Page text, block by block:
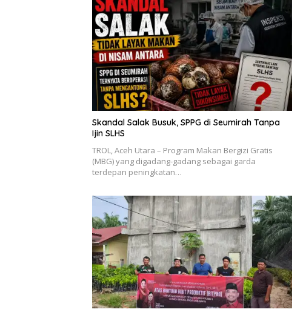
Skandal Salak Busuk, SPPG di Seumirah Tanpa
Ijin SLHS
‎TROL, ‎Aceh Utara – Program Makan Bergizi Gratis
(MBG) yang digadang-gadang sebagai garda
terdepan peningkatan…